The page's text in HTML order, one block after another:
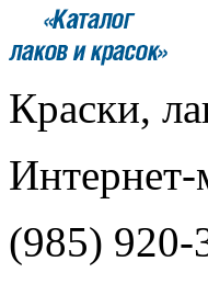
Краски,
Интернет-
(985) 920-